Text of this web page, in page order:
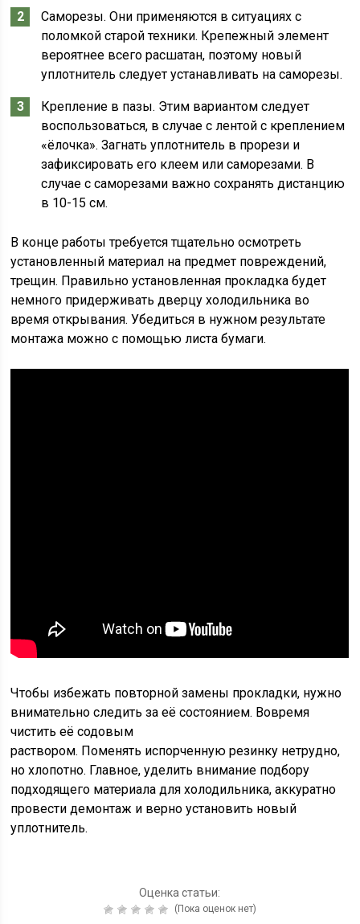
Саморезы. Они применяются в ситуациях с
поломкой старой техники. Крепежный элемент
вероятнее всего расшатан, поэтому новый
уплотнитель следует устанавливать на саморезы.
Крепление в пазы. Этим вариантом следует
воспользоваться, в случае с лентой с креплением
«ёлочка». Загнать уплотнитель в прорези и
зафиксировать его клеем или саморезами. В
случае с саморезами важно сохранять дистанцию
в 10-15 см.
В конце работы требуется тщательно осмотреть
установленный материал на предмет повреждений,
трещин. Правильно установленная прокладка будет
немного придерживать дверцу холодильника во
время открывания. Убедиться в нужном результате
монтажа можно с помощью листа бумаги.
Чтобы избежать повторной замены прокладки, нужно
внимательно следить за её состоянием. Вовремя
чистить её содовым
раствором. Поменять испорченную резинку нетрудно,
но хлопотно. Главное, уделить внимание подбору
подходящего материала для холодильника, аккуратно
провести демонтаж и верно установить новый
уплотнитель.
Оценка статьи:
(Пока оценок нет)